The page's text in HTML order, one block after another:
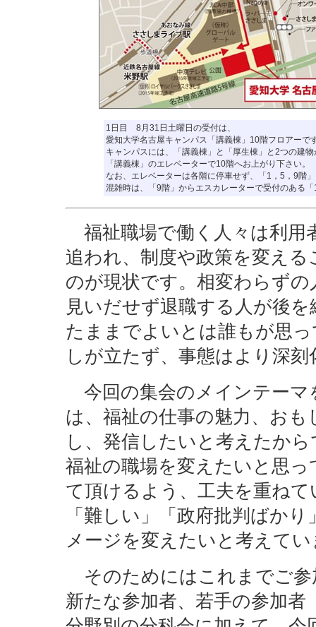
1日目 8月31日土曜日の受付は、
愛知大学名古屋キャンパス「講義棟」10階フロアーで
キャンパスには、「講義棟」と「厚生棟」と2つの建
「講義棟」のエレベーターで10階へお上がり下さい。
なお、エレベーターは各階に停車せず、「1，5，9階
混雑時は、「9階」からエスカレーターで受付のある
福祉職場で働く人々は利用
追われ、制度や政策を変え
のが現状です。相変わらず
見いだせず退職する人が後
たままでよいとは誰もが思
しが立たず、事態はより深
今回の集会のメインテーマ
は、福祉の仕事の魅力、お
し、発信したいと考えたか
福祉の職場を変えたいと思
て頂けるよう、工夫を重ね
「難しい」「政府批判ばか
メージを変えたいと考えて
そのためにはこれまでご参
新たな参加者、若手の参加